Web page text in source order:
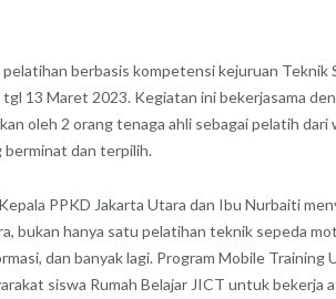
berbasis kompetensi kejuruan Teknik
13 Maret 2023. Kegiatan ini bekerjasama
oleh 2 orang tenaga ahli sebagai pelatih dari
berminat dan terpilih.
PPKD Jakarta Utara dan Ibu Nurbaiti
bukan hanya satu pelatihan teknik sepeda
dan banyak lagi. Program Mobile Training
siswa Rumah Belajar JICT untuk bekerja